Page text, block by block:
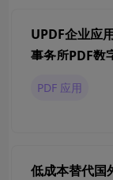
UPDF企业应
事务所PDF数
PDF 应用
低成本替代国